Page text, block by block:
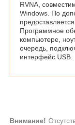
RVNA,
Windows. По
Программное
компьютере,
очередь,
интерфейс USB.
Внимание!